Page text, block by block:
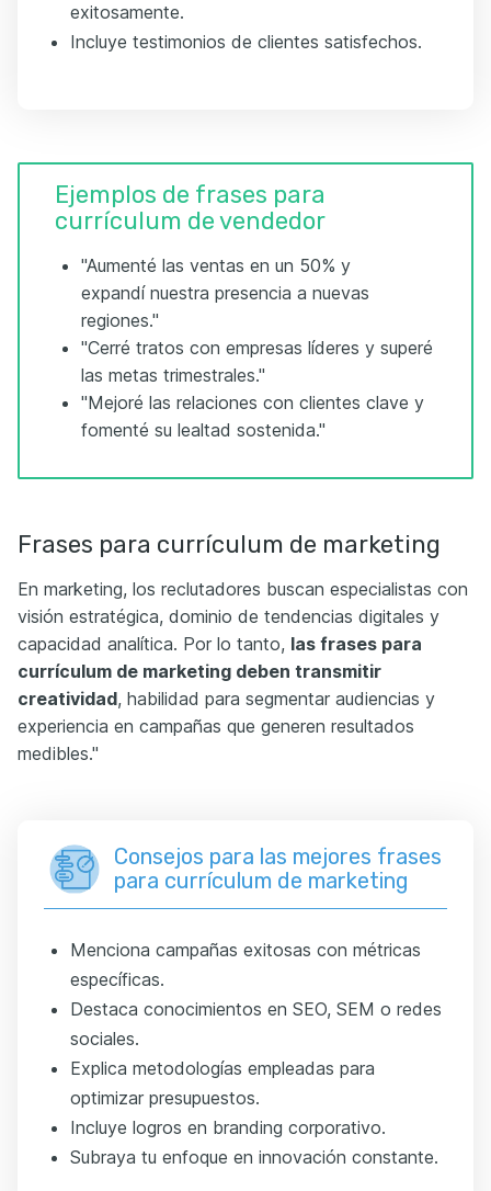
exitosamente.
Incluye testimonios de clientes satisfechos.
Ejemplos de frases para
currículum de vendedor
"Aumenté las ventas en un 50% y
expandí nuestra presencia a nuevas
regiones."
"Cerré tratos con empresas líderes y superé
las metas trimestrales."
"Mejoré las relaciones con clientes clave y
fomenté su lealtad sostenida."
Frases para currículum de marketing
En marketing, los reclutadores buscan especialistas con
visión estratégica, dominio de tendencias digitales y
capacidad analítica. Por lo tanto, las frases para
currículum de marketing deben transmitir
creatividad, habilidad para segmentar audiencias y
experiencia en campañas que generen resultados
medibles."
Consejos para las mejores frases
para currículum de marketing
Menciona campañas exitosas con métricas
específicas.
Destaca conocimientos en SEO, SEM o redes
sociales.
Explica metodologías empleadas para
optimizar presupuestos.
Incluye logros en branding corporativo.
Subraya tu enfoque en innovación constante.